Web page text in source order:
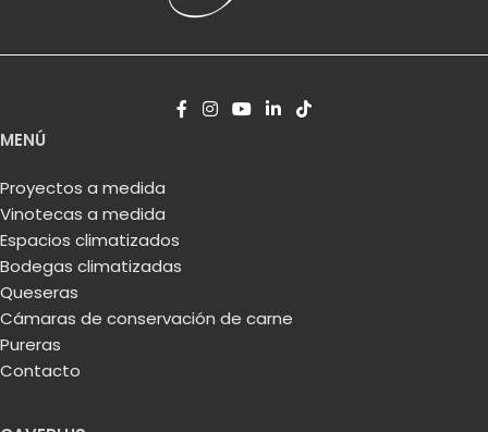
MENÚ
Proyectos a medida
Vinotecas a medida
Espacios climatizados
Bodegas climatizadas
Queseras
Cámaras de conservación de carne
Pureras
Contacto